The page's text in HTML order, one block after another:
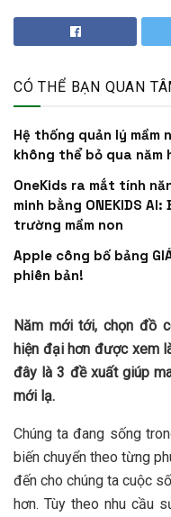
CÓ THỂ BẠN QUAN
Hệ thống quản lý mầm
không thể bỏ qua năm
OneKids ra mắt tính
minh bằng ONEKIDS
trường mầm non
Apple công bố bảng
phiên bản!
Năm mới tới, chọn đồ
hiện đại hơn được xem
đây là 3 đề xuất giúp
mới lạ.
Chúng ta đang sống
biến chuyển theo từng
đến cho chúng ta cuộc
hơn. Tùy theo nhu cầu